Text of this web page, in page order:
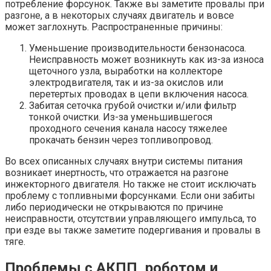
потребление форсунок. Также вы заметите провалы при
разгоне, а в некоторых случаях двигатель и вовсе
может заглохнуть. Распространенные причины:
Уменьшение производительности бензонасоса.
Неисправность может возникнуть как из-за износа
щеточного узла, выработки на коллекторе
электродвигателя, так и из-за окислов или
перетертых проводах в цепи включения насоса.
Забитая сеточка грубой очистки и/или фильтр
тонкой очистки. Из-за уменьшившегося
проходного сечения канала насосу тяжелее
прокачать бензин через топливопровод.
Во всех описанных случаях внутри системы питания
возникает инертность, что отражается на разгоне
инжекторного двигателя. Но также не стоит исключать
проблему с топливными форсунками. Если они забиты
либо периодически не открываются по причине
неисправности, отсутствии управляющего импульса, то
при езде вы также заметите подергивания и провалы в
тяге.